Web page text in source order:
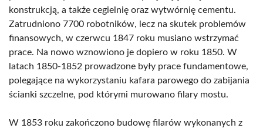
konstrukcją, a także cegielnię oraz wytwórnię cementu.
Zatrudniono 7700 robotników, lecz na skutek problemów
finansowych, w czerwcu 1847 roku musiano wstrzymać
prace. Na nowo wznowiono je dopiero w roku 1850. W
latach 1850-1852 prowadzone były prace fundamentowe,
polegające na wykorzystaniu kafara parowego do zabijania
ścianki szczelne, pod którymi murowano filary mostu.
W 1853 roku zakończono budowę filarów wykonanych z